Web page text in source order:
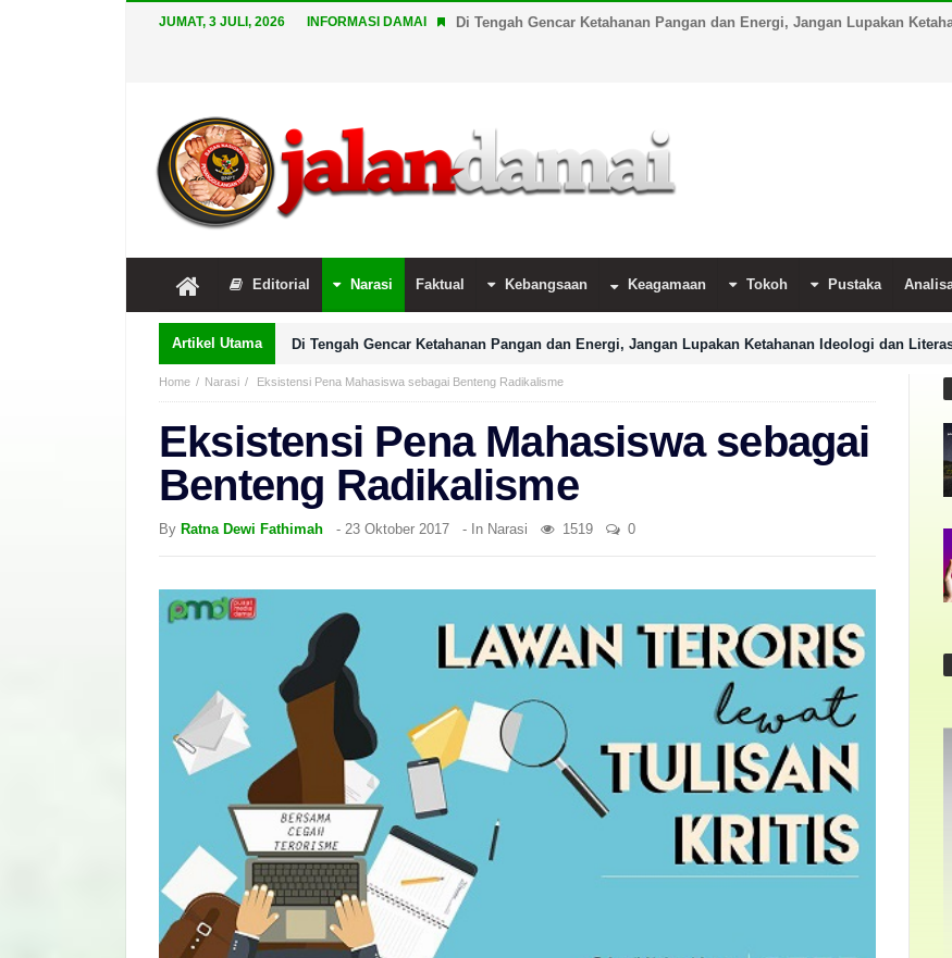
JUMAT, 3 JULI, 2026 INFORMASI DAMAI Di Tengah Gencar Ketahanan Pangan dan Energi, Jangan Lupakan
Editorial Narasi Faktual Kebangsaan Keagamaan Tokoh Pustaka
Artikel Utama Di Tengah Gencar Ketahanan Pangan dan Energi, Jangan Lupakan Ketahanan Ideologi dan
Home Narasi Eksistensi Pena Mahasiswa sebagai Benteng Radikalisme
Eksistensi Pena Mahasiswa sebagai
Benteng Radikalisme
By Ratna Dewi Fathimah - 23 Oktober 2017 - In Narasi 1519 0